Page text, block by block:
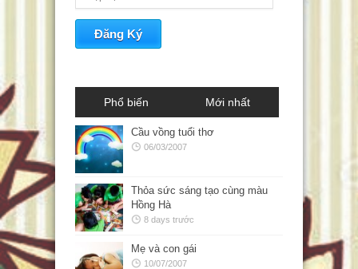
Phổ biến Mới nhất
Cầu vồng tuổi thơ
06/03/2007
Thỏa sức sáng tạo cùng màu
Hồng Hà
8 days trước
Mẹ và con gái
10/07/2007